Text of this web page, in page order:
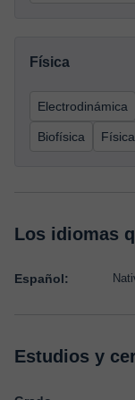
Física
Electrodinámica
Biofísica
Los idiomas
Español:
Estudios y